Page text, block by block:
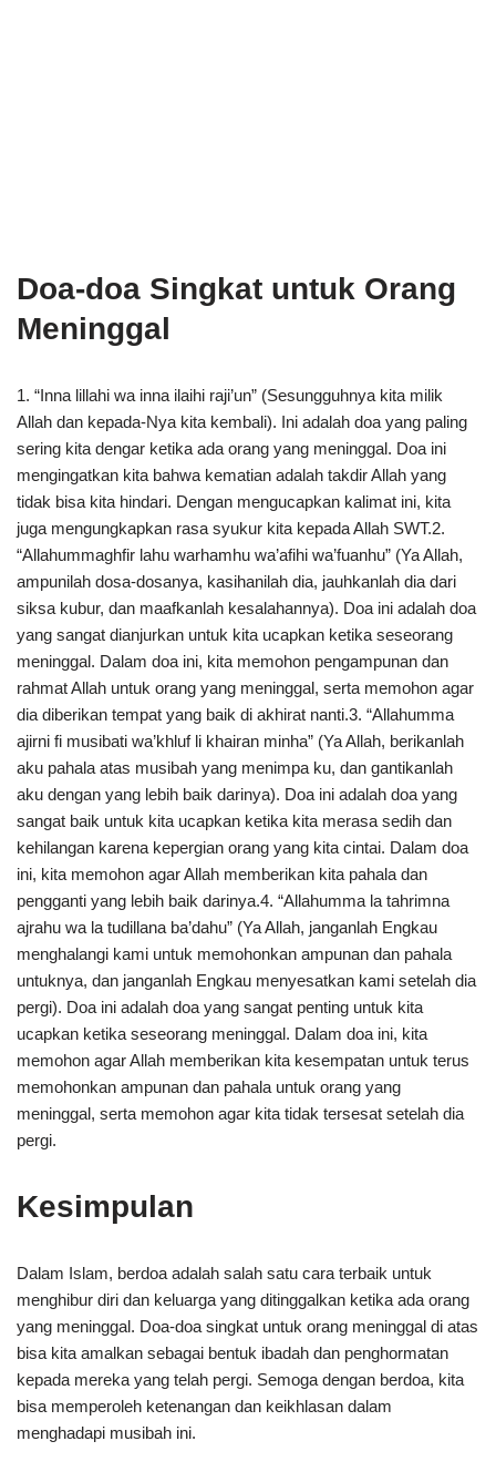
Doa-doa Singkat untuk Orang
Meninggal
1. “Inna lillahi wa inna ilaihi raji’un” (Sesungguhnya kita milik
Allah dan kepada-Nya kita kembali). Ini adalah doa yang paling
sering kita dengar ketika ada orang yang meninggal. Doa ini
mengingatkan kita bahwa kematian adalah takdir Allah yang
tidak bisa kita hindari. Dengan mengucapkan kalimat ini, kita
juga mengungkapkan rasa syukur kita kepada Allah SWT.2.
“Allahummaghfir lahu warhamhu wa’afihi wa’fuanhu” (Ya Allah,
ampunilah dosa-dosanya, kasihanilah dia, jauhkanlah dia dari
siksa kubur, dan maafkanlah kesalahannya). Doa ini adalah doa
yang sangat dianjurkan untuk kita ucapkan ketika seseorang
meninggal. Dalam doa ini, kita memohon pengampunan dan
rahmat Allah untuk orang yang meninggal, serta memohon agar
dia diberikan tempat yang baik di akhirat nanti.3. “Allahumma
ajirni fi musibati wa’khluf li khairan minha” (Ya Allah, berikanlah
aku pahala atas musibah yang menimpa ku, dan gantikanlah
aku dengan yang lebih baik darinya). Doa ini adalah doa yang
sangat baik untuk kita ucapkan ketika kita merasa sedih dan
kehilangan karena kepergian orang yang kita cintai. Dalam doa
ini, kita memohon agar Allah memberikan kita pahala dan
pengganti yang lebih baik darinya.4. “Allahumma la tahrimna
ajrahu wa la tudillana ba’dahu” (Ya Allah, janganlah Engkau
menghalangi kami untuk memohonkan ampunan dan pahala
untuknya, dan janganlah Engkau menyesatkan kami setelah dia
pergi). Doa ini adalah doa yang sangat penting untuk kita
ucapkan ketika seseorang meninggal. Dalam doa ini, kita
memohon agar Allah memberikan kita kesempatan untuk terus
memohonkan ampunan dan pahala untuk orang yang
meninggal, serta memohon agar kita tidak tersesat setelah dia
pergi.
Kesimpulan
Dalam Islam, berdoa adalah salah satu cara terbaik untuk
menghibur diri dan keluarga yang ditinggalkan ketika ada orang
yang meninggal. Doa-doa singkat untuk orang meninggal di atas
bisa kita amalkan sebagai bentuk ibadah dan penghormatan
kepada mereka yang telah pergi. Semoga dengan berdoa, kita
bisa memperoleh ketenangan dan keikhlasan dalam
menghadapi musibah ini.